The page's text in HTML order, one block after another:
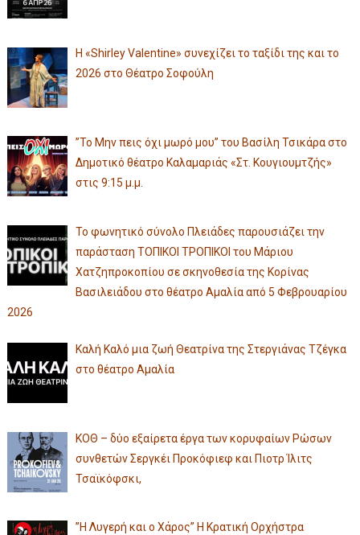
Η «Shirley Valentine» συνεχίζει το ταξίδι της και το
2026 στο Θέατρο Σοφούλη
”Το Μην πεις όχι μωρό μου” του Βασίλη Τσικάρα στο
Δημοτικό θέατρο Καλαμαριάς «Στ. Κουγιουμτζής»
στις 9:15 μ.μ.
Το φωνητικό σύνολο Πλειάδες παρουσιάζει την
παράσταση ΤΟΠΙΚΟΙ ΤΡΟΠΙΚΟΙ του Μάριου
Χατζηπροκοπίου σε σκηνοθεσία της Κορίνας
Βασιλειάδου στο θέατρο Αμαλία από 5 Φεβρουαρίου
2026
Καλή Καλό μια ζωή Θεατρίνα της Στεργιάνας Τζέγκα
στο θέατρο Αμαλία
ΚΟΘ – δύο εξαίρετα έργα των κορυφαίων Ρώσων
συνθετών Σεργκέι Προκόφιεφ και Πιοτρ Ίλιτς
Τσαϊκόφσκι,
”Η Λυγερή και ο Χάρος” Η Κρατική Ορχήστρα